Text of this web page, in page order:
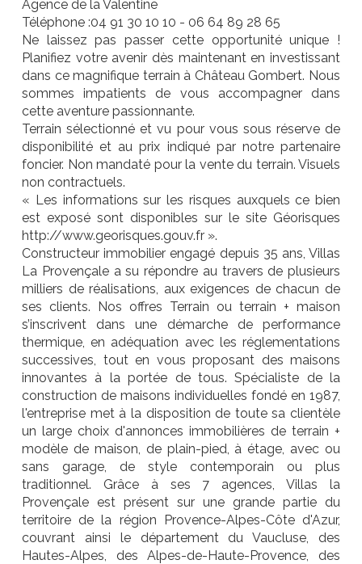
Agence de la Valentine
Téléphone :04 91 30 10 10 - 06 64 89 28 65
Ne laissez pas passer cette opportunité unique !
Planifiez votre avenir dès maintenant en investissant
dans ce magnifique terrain à Château Gombert. Nous
sommes impatients de vous accompagner dans
cette aventure passionnante.
Terrain sélectionné et vu pour vous sous réserve de
disponibilité et au prix indiqué par notre partenaire
foncier. Non mandaté pour la vente du terrain. Visuels
non contractuels.
« Les informations sur les risques auxquels ce bien
est exposé sont disponibles sur le site Géorisques
http://www.georisques.gouv.fr ».
Constructeur immobilier engagé depuis 35 ans, Villas
La Provençale a su répondre au travers de plusieurs
milliers de réalisations, aux exigences de chacun de
ses clients. Nos offres Terrain ou terrain + maison
s’inscrivent dans une démarche de performance
thermique, en adéquation avec les réglementations
successives, tout en vous proposant des maisons
innovantes à la portée de tous. Spécialiste de la
construction de maisons individuelles fondé en 1987,
l'entreprise met à la disposition de toute sa clientèle
un large choix d'annonces immobilières de terrain +
modèle de maison, de plain-pied, à étage, avec ou
sans garage, de style contemporain ou plus
traditionnel. Grâce à ses 7 agences, Villas la
Provençale est présent sur une grande partie du
territoire de la région Provence-Alpes-Côte d'Azur,
couvrant ainsi le département du Vaucluse, des
Hautes-Alpes, des Alpes-de-Haute-Provence, des